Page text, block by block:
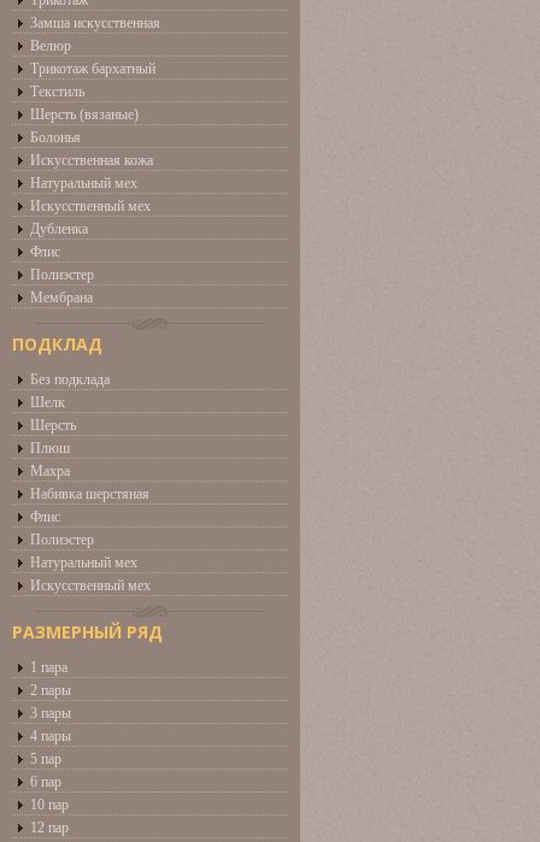
Замша искусственная
Велюр
Трикотаж бархатный
Текстиль
Шерсть (вязаные)
Болонья
Искусственная кожа
Натуральный мех
Искусственный мех
Дубленка
Флис
Полиэстер
Мембрана
ПОДКЛАД
Без подклада
Шелк
Шерсть
Плюш
Махра
Набивка шерстяная
Флис
Полиэстер
Натуральный мех
Искусственный мех
РАЗМЕРНЫЙ РЯД
1 пара
2 пары
3 пары
4 пары
5 пар
6 пар
10 пар
12 пар